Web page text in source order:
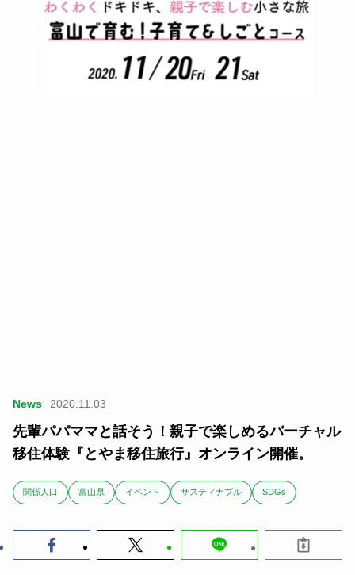
News 2020.11.03
先輩パパママと話そう！親子で楽しめるバーチャル
移住体験『とやま移住旅行』オンライン開催。
関係人口 富山県 イベント サスティナブル SDGs